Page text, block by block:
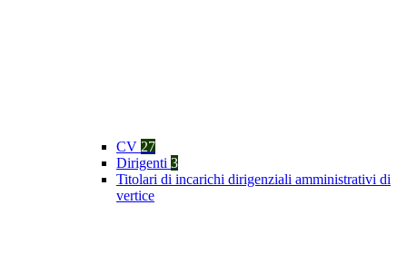
CV 27
Dirigenti 3
Titolari di incarichi dirigenziali amministrativi di
vertice